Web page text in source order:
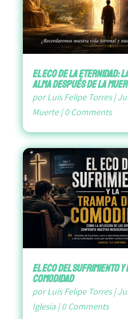
El Eco de la Eternidad:
Alma después de la
porLuis Felipe Torres|
Muerte|0 Comments
El Eco del Sufrimiento y
Comodidad
porLuis Felipe Torres|
Iglesia|0 Comments